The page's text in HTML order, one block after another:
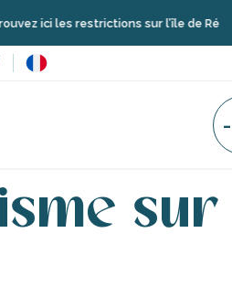
ici les restrictions sur l’île de Ré
sur